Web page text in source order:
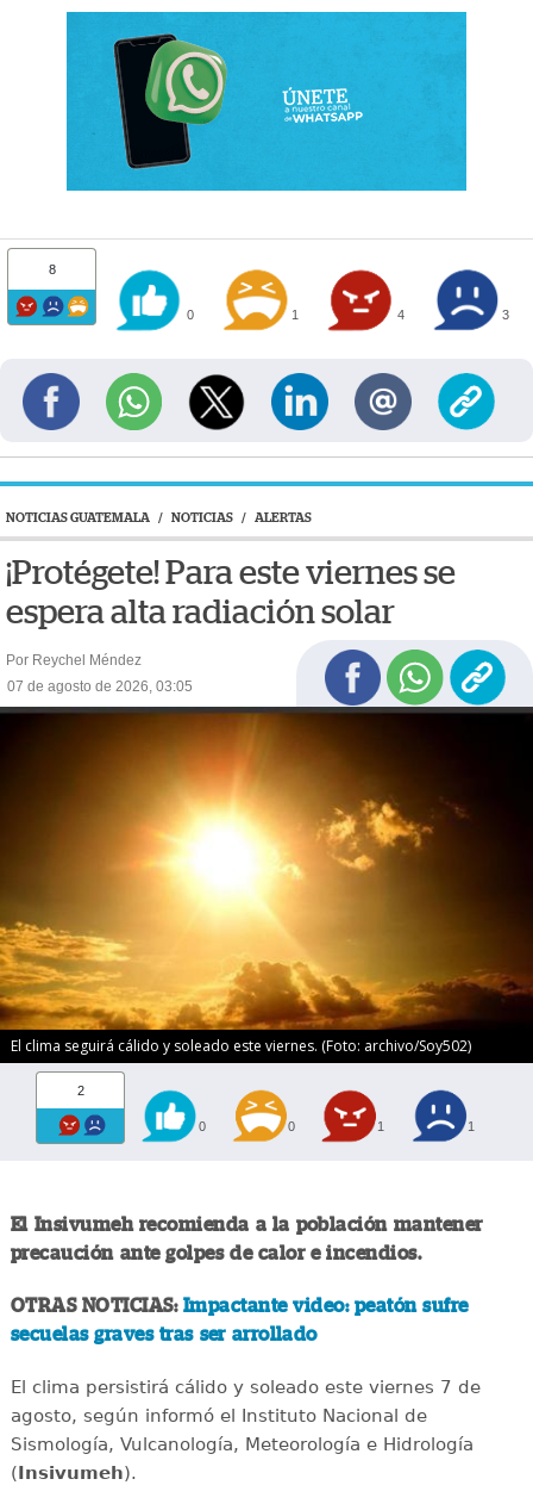
8
0 1 4 3
NOTICIAS GUATEMALA / NOTICIAS / ALERTAS
¡Protégete! Para este viernes se
espera alta radiación solar
Por Reychel Méndez
07 de agosto de 2026, 03:05
El clima seguirá cálido y soleado este viernes. (Foto: archivo/Soy502)
2
0 0 1 1
El Insivumeh recomienda a la población mantener
precaución ante golpes de calor e incendios.
OTRAS NOTICIAS: Impactante video: peatón sufre
secuelas graves tras ser arrollado
El clima persistirá cálido y soleado este viernes 7 de
agosto, según informó el Instituto Nacional de
Sismología, Vulcanología, Meteorología e Hidrología
(Insivumeh).